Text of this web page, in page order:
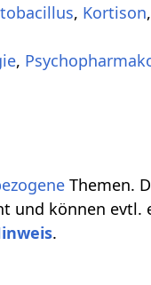
, Kortison,
,
Themen.
und können
.